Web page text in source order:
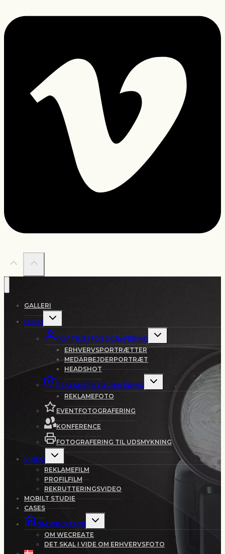
GALLERI
FOTO
Skift
PORTRÆTFOTOGRAFERING
Skift
ERHVERVSPORTRÆTTER
MEDARBEJDERPORTRÆT
HEADSHOT
REKLAMEFOTOGRAFERING
Skift
undermenu
REKLAMEFOTO
EVENTFOTOGRAFERING
KONFERENCE
FOTOGRAFERING TIL UDSMYKNING
VIDEO
Skift
REKLAMEFILM
PROFILFILM
REKRUTTERINGSVIDEO
MOBILT STUDIE
CASES
OM WECREATE
Skift
OM WECREATE
DET SKAL I VIDE OM ERHVERVSFOTO